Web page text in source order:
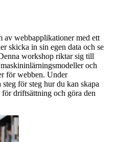
av webbapplikationer med ett
skicka in sin egen data och se
workshop riktar sig till
och
för webben. Under
för steg hur du kan skapa
driftsättning och göra den